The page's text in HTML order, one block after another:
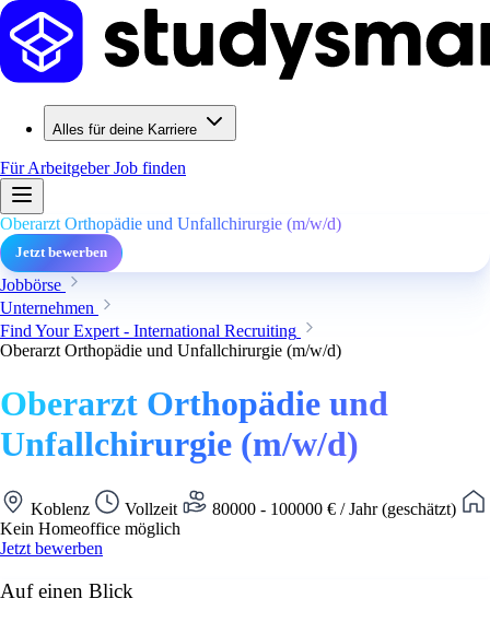
Alles für deine Karriere
Für ArbeitgeberJob finden
Oberarzt Orthopädie und Unfallchirurgie (m/w/d)
Jetzt bewerben
Jobbörse
Unternehmen
Find Your Expert - International Recruiting
Oberarzt Orthopädie und Unfallchirurgie (m/w/d)
Oberarzt Orthopädie und
Unfallchirurgie (m/w/d)
Koblenz Vollzeit
80000 - 100000 € / Jahr (geschätzt)
Kein Homeoffice möglich
Jetzt bewerben
Auf einen Blick